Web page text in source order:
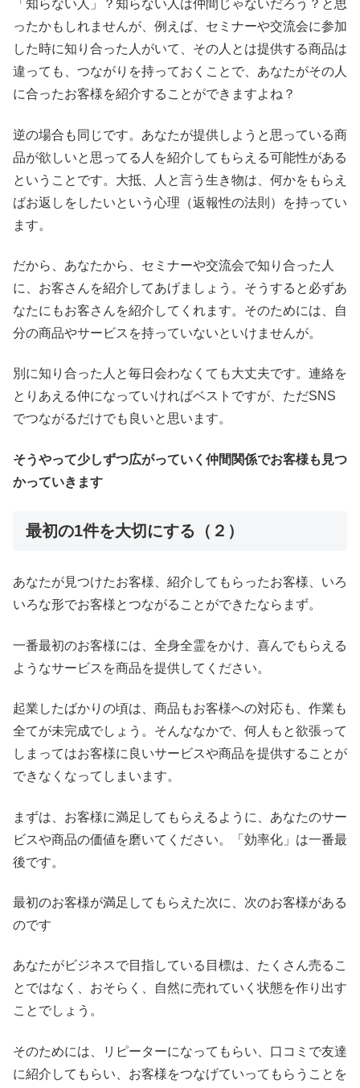
「知らない人」？知らない人は仲間じゃないだろう？と思
ったかもしれませんが、例えば、セミナーや交流会に参加
した時に知り合った人がいて、その人とは提供する商品は
違っても、つながりを持っておくことで、あなたがその人
に合ったお客様を紹介することができますよね？
逆の場合も同じです。あなたが提供しようと思っている商
品が欲しいと思ってる人を紹介してもらえる可能性がある
ということです。大抵、人と言う生き物は、何かをもらえ
ばお返しをしたいという心理（返報性の法則）を持ってい
ます。
だから、あなたから、セミナーや交流会で知り合った人
に、お客さんを紹介してあげましょう。そうすると必ずあ
なたにもお客さんを紹介してくれます。そのためには、自
分の商品やサービスを持っていないといけませんが。
別に知り合った人と毎日会わなくても大丈夫です。連絡を
とりあえる仲になっていければベストですが、ただSNS
でつながるだけでも良いと思います。
そうやって少しずつ広がっていく仲間関係でお客様も見つ
かっていきます
最初の1件を大切にする（２）
あなたが見つけたお客様、紹介してもらったお客様、いろ
いろな形でお客様とつながることができたならまず。
一番最初のお客様には、全身全霊をかけ、喜んでもらえる
ようなサービスを商品を提供してください。
起業したばかりの頃は、商品もお客様への対応も、作業も
全てが未完成でしょう。そんななかで、何人もと欲張って
しまってはお客様に良いサービスや商品を提供することが
できなくなってしまいます。
まずは、お客様に満足してもらえるように、あなたのサー
ビスや商品の価値を磨いてください。「効率化」は一番最
後です。
最初のお客様が満足してもらえた次に、次のお客様がある
のです
あなたがビジネスで目指している目標は、たくさん売るこ
とではなく、おそらく、自然に売れていく状態を作り出す
ことでしょう。
そのためには、リピーターになってもらい、口コミで友達
に紹介してもらい、お客様をつなげていってもらうことを